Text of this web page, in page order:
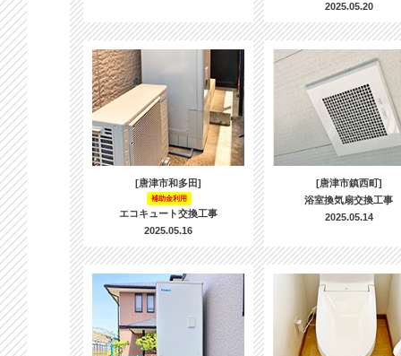
2025.05.20
[唐津市和多田]
補助金利用
エコキュート交換工事
2025.05.16
[唐津市鎮西町]
浴室換気扇交換工事
2025.05.14